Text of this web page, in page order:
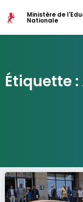
Ministère de
Nationale
Étiquette